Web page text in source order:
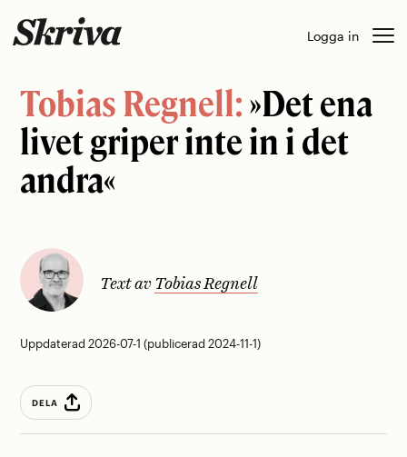
to
Logga in
Tobias Regnell:»Det ena
livet griper inte in i det
andra«
Text av Tobias Regnell
Uppdaterad 2026-07-1 (publicerad 2024-11-1)
DELA